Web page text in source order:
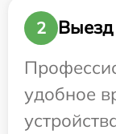
2
Выезд
удобное